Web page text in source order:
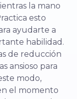
la mano
esto
ayudarte a
habilidad.
de reducción
ansioso para
modo,
el momento